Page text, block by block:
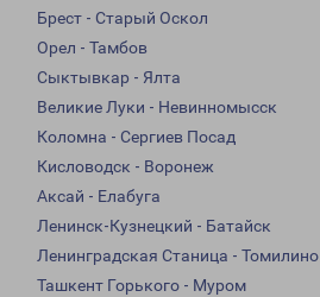
Брест - Старый Оскол
Орел - Тамбов
Сыктывкар - Ялта
Великие Луки - Невинномысск
Коломна - Сергиев Посад
Кисловодск - Воронеж
Аксай - Елабуга
Ленинск-Кузнецкий - Батайск
Ленинградская Станица - Томилино
Ташкент Горького - Муром